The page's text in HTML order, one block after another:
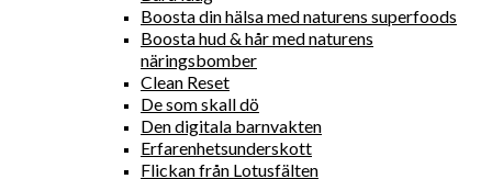
Boosta din hälsa med naturens superfoods
Boosta hud & hår med naturens
näringsbomber
Clean Reset
De som skall dö
Den digitala barnvakten
Erfarenhetsunderskott
Flickan från Lotusfälten